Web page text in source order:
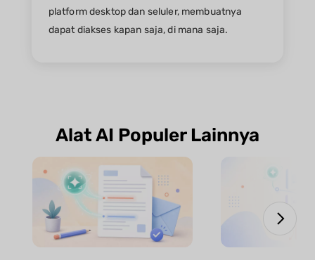
platform desktop dan seluler, membuatnya
dapat diakses kapan saja, di mana saja.
Alat AI Populer Lainnya